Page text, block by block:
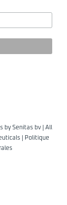
by Senitas bv | All
|
Politique